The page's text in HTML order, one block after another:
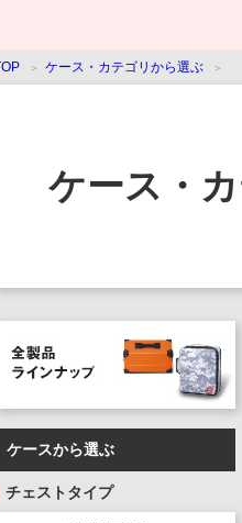
ケース・カテゴリから選ぶ
ケース・
ケースから選ぶ
チェストタイプ